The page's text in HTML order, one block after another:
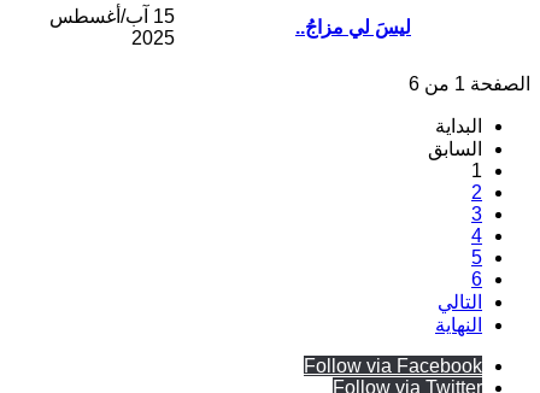
ليسَ لي مزاجُ..
15 آب/أغسطس
2025
الصفحة 1 من 6
البداية
السابق
1
2
3
4
5
6
التالي
النهاية
Follow via Facebook
Follow via Twitter